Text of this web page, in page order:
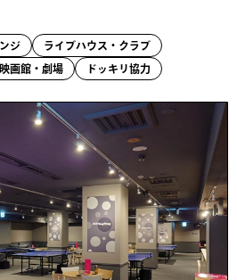
ジ ライブハウス・クラブ
映画館・劇場 ドッキリ協力